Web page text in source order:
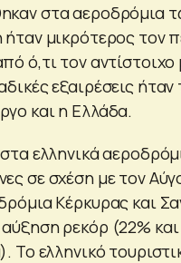
στα αεροδρόμια
ήταν μικρότερος τον
ό,τι τον αντίστοιχο
εξαιρέσεις ήταν
και η Ελλάδα.
ελληνικά
σε σχέση με τον
Κέρκυρας και
ρεκόρ (22%
Το ελληνικό